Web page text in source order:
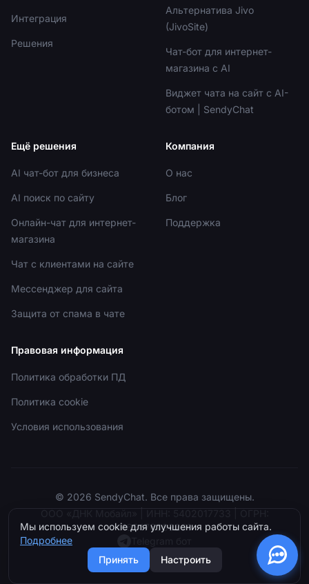
Интеграция
Решения
Альтернатива Jivo
(JivoSite)
Чат-бот для интернет-
магазина с AI
Виджет чата на сайт с AI-
ботом | SendyChat
Ещё решения
AI чат-бот для бизнеса
AI поиск по сайту
Онлайн-чат для интернет-
магазина
Чат с клиентами на сайте
Мессенджер для сайта
Защита от спама в чате
Компания
О нас
Блог
Поддержка
Правовая информация
Политика обработки ПД
Политика cookie
Условия использования
© 2026 SendyChat. Все права защищены.
1165476089261
Мы используем cookie для улучшения работы сайта.
Подробнее
Принять
Настроить